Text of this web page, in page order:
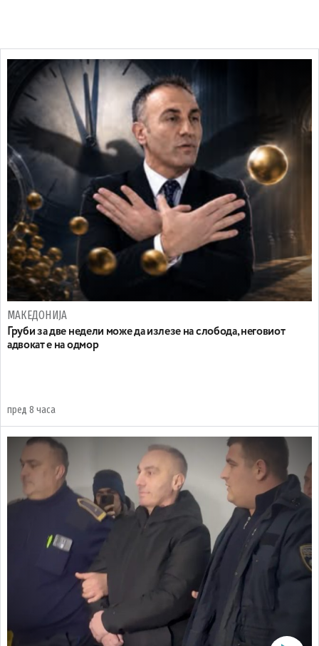
МАКЕДОНИЈА
Груби за две недели може да излезе на слобода, неговиот
адвокат е на одмор
пред 8 часа